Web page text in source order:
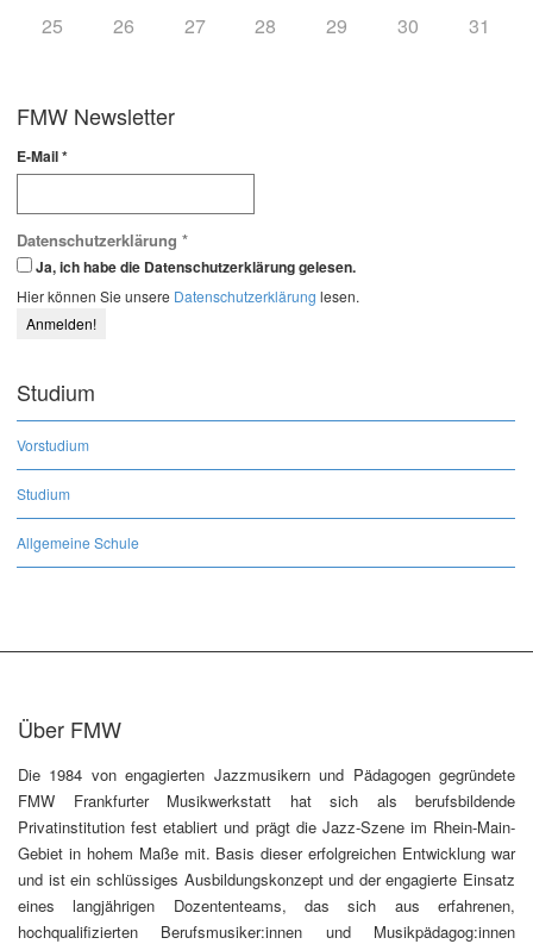
25 26 27 28 29 30 31
FMW Newsletter
E-Mail*
Datenschutzerklärung *
Ja, ich habe die Datenschutzerklärung gelesen.
Hier können Sie unsere Datenschutzerklärung lesen.
Studium
Vorstudium
Studium
Allgemeine Schule
Über FMW
Die 1984 von engagierten Jazzmusikern und Pädagogen gegründete
FMW Frankfurter Musikwerkstatt hat sich als berufsbildende
Privatinstitution fest etabliert und prägt die Jazz-Szene im Rhein-Main-
Gebiet in hohem Maße mit. Basis dieser erfolgreichen Entwicklung war
und ist ein schlüssiges Ausbildungskonzept und der engagierte Einsatz
eines langjährigen Dozententeams, das sich aus erfahrenen,
hochqualifizierten Berufsmusiker:innen und Musikpädagog:innen